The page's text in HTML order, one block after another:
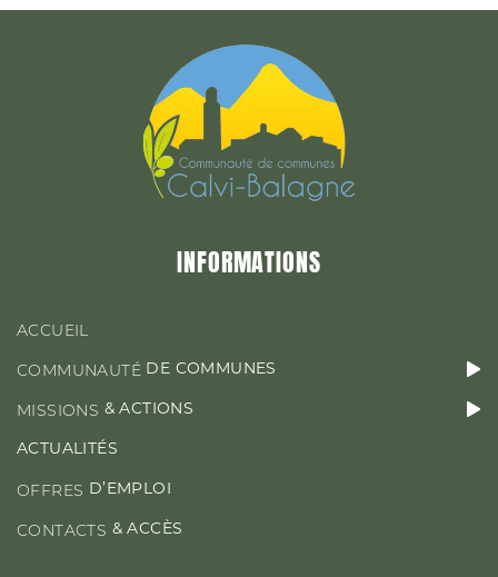
MISSIONS&
ACTIONS
ACTUALITÉS
OFFRES
INFORMATIONS
ACCUEIL
COMMUNAUTÉ DE COMMUNES
MISSIONS & ACTIONS
ACTUALITÉS
OFFRES D’EMPLOI
CONTACTS & ACCÈS